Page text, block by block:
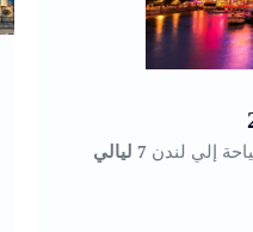
إلي لندن 7 ليالي